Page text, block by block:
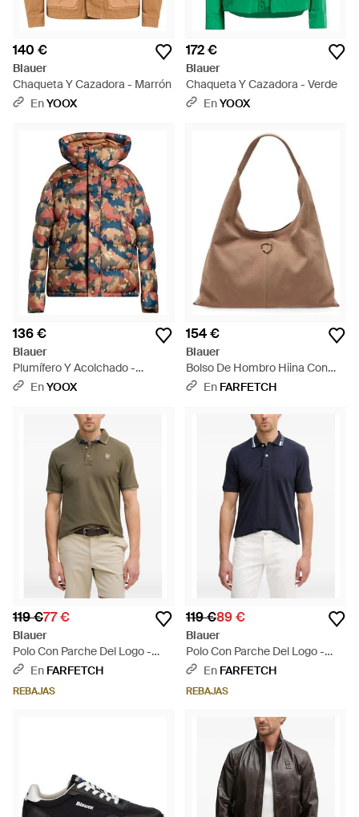
140 €
Blauer
Chaqueta Y Cazadora - Marrón
EnYOOX
172 €
Blauer
Chaqueta Y Cazadora - Verde
EnYOOX
136 €
Blauer
Plumífero Y Acolchado -
Multicolor
EnYOOX
154 €
Blauer
Bolso De Hombro Hiina Con
Placa Del Logo - Marrón
En FARFETCH
119 €77 €
Blauer
Polo Con Parche Del Logo -
Verde
En FARFETCH
REBAJAS
119 €89 €
Blauer
Polo Con Parche Del Logo -
AzulEn FARFETCH
REBAJAS